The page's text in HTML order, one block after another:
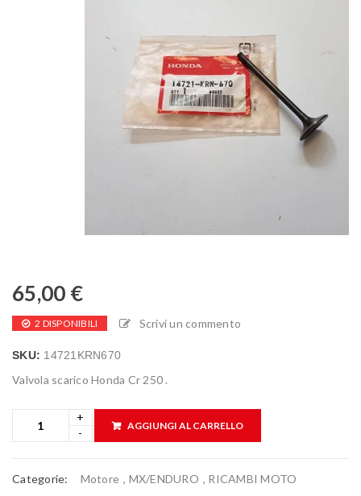
65,00 €
2 DISPONIBILI Scrivi un commento
SKU: 14721KRN670
Valvola scarico Honda Cr 250 .
AGGIUNGI AL CARRELLO
Categorie: Motore , MX/ENDURO , RICAMBI MOTO